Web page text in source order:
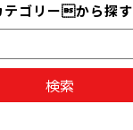
テゴリーから探す